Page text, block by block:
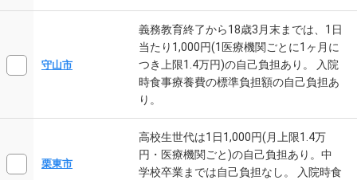
守山市
義務教育終了から18歳3月末までは、1日
当たり1,000円(1医療機関ごとに1ヶ月に
つき上限1.4万円)の自己負担あり。 入院
時食事療養費の標準負担額の自己負担あ
り。
栗東市
高校生世代は1日1,000円(月上限1.4万
円・医療機関ごと)の自己負担あり。中
学校卒業までは自己負担なし。 入院時食